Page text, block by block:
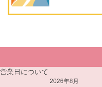
営業日について
2026年8月